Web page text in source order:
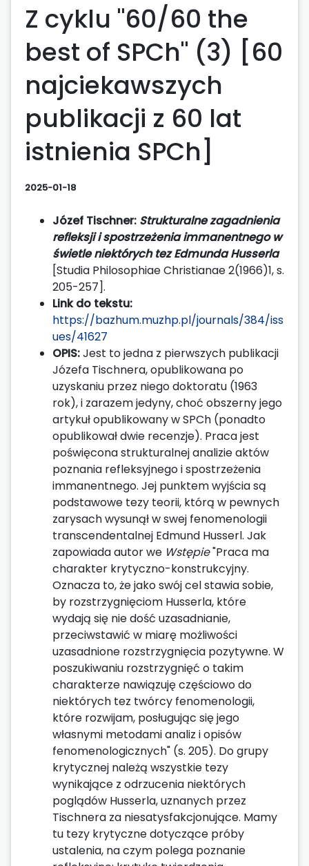
Z cyklu "60/60 the
best of SPCh" (3) [60
najciekawszych
publikacji z 60 lat
istnienia SPCh]
2025-01-18
Józef Tischner: Strukturalne zagadnienia
refleksji i spostrzeżenia immanentnego w
świetle niektórych tez Edmunda Husserla
[Studia Philosophiae Christianae 2(1966)1, s.
205-257].
Link do tekstu:
https://bazhum.muzhp.pl/journals/384/iss
ues/41627
OPIS:Jest to jedna z pierwszych publikacji
Józefa Tischnera, opublikowana po
uzyskaniu przez niego doktoratu (1963
rok), i zarazem jedyny, choć obszerny jego
artykuł opublikowany w SPCh (ponadto
opublikował dwie recenzje). Praca jest
poświęcona strukturalnej analizie aktów
poznania refleksyjnego i spostrzeżenia
immanentnego. Jej punktem wyjścia są
podstawowe tezy teorii, którą w pewnych
zarysach wysunął w swej fenomenologii
transcendentalnej Edmund Husserl. Jak
zapowiada autor we Wstępie"Praca ma
charakter krytyczno-konstrukcyjny.
Oznacza to, że jako swój cel stawia sobie,
by rozstrzygnięciom Husserla, które
wydają się nie dość uzasadnianie,
przeciwstawić w miarę możliwości
uzasadnione rozstrzygnięcia pozytywne. W
poszukiwaniu rozstrzygnięć o takim
charakterze nawiązuję częściowo do
niektórych tez twórcy fenomenologii,
które rozwijam, posługując się jego
własnymi metodami analiz i opisów
fenomenologicznych" (s. 205). Do grupy
krytycznej należą wszystkie tezy
wynikające z odrzucenia niektórych
poglądów Husserla, uznanych przez
Tischnera za niesatysfakcjonujące. Mamy
tu tezy krytyczne dotyczące próby
ustalenia, na czym polega poznanie